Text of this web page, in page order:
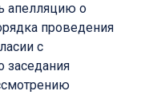
апелляцию о
проведения
с